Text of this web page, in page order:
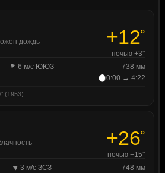
дождь +12°
ночью +3°
6 м/с ЮЮЗ
738 мм
0:00 → 4:22
(1953)
+26°
ночью +15°
3 м/с ЗСЗ
748 мм